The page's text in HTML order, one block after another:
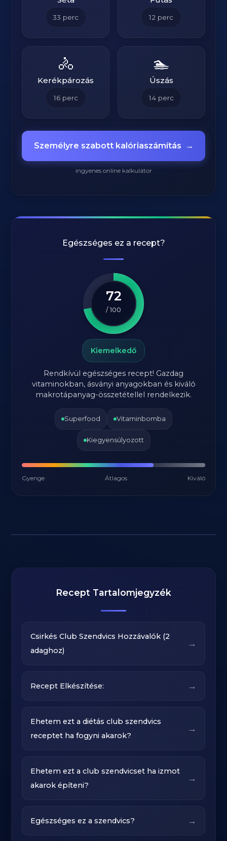
33 perc 12 perc
🚴
Kerékpározás
16perc
🏊
Úszás
14perc
Személyre szabott kalóriaszámítás →
ingyenes online kalkulátor
Egészséges ez a recept?
72
/ 100
Kiemelkedő
Rendkívül egészséges recept! Gazdag
vitaminokban, ásványi anyagokban és kiváló
makrotápanyag-összetétellel rendelkezik.
Superfood Vitaminbomba
Kiegyensúlyozott
Gyenge Átlagos Kiváló
Recept Tartalomjegyzék
Csirkés Club Szendvics Hozzávalók (2
adaghoz)‍
→
Recept Elkészítése: →
Ehetem ezt a diétás club szendvics
receptet ha fogyni akarok?
→
Ehetem ezt a club szendvicset ha izmot
akarok építeni?
→
Egészséges ez a szendvics? →